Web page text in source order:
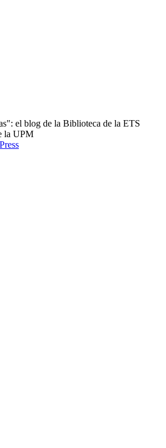
el blog de la Biblioteca de la ETS
la UPM